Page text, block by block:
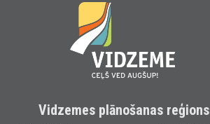
Vidzemes plānošanas reģions